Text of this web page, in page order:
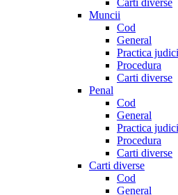
Carti diverse
Muncii
Cod
General
Practica
Procedura
Carti diverse
Penal
Cod
General
Practica
Procedura
Carti diverse
Carti diverse
Cod
General